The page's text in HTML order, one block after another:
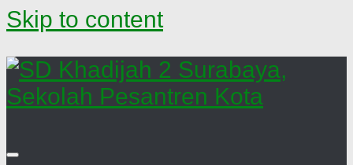
Skip to content